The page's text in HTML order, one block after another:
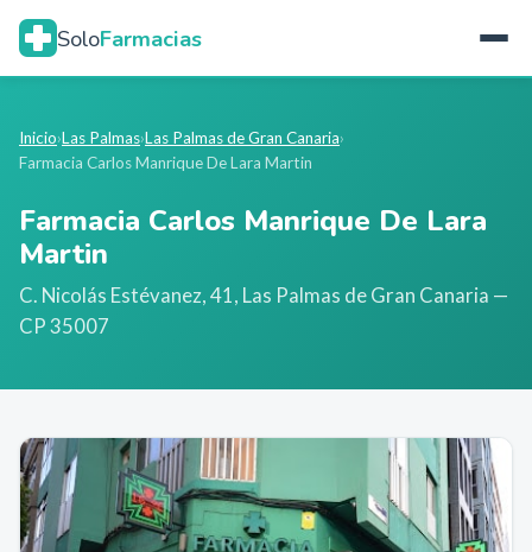
SoloFarmacias
Inicio›Las Palmas›Las Palmas de Gran Canaria›
Farmacia Carlos Manrique De Lara Martin
Farmacia Carlos Manrique De Lara
Martin
C. Nicolás Estévanez, 41, Las Palmas de Gran Canaria —
CP 35007